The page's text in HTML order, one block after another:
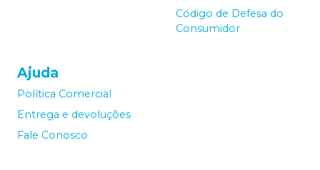
Código de Defesa do
Consumidor
Ajuda
Política Comercial
Entrega e devoluções
Fale Conosco